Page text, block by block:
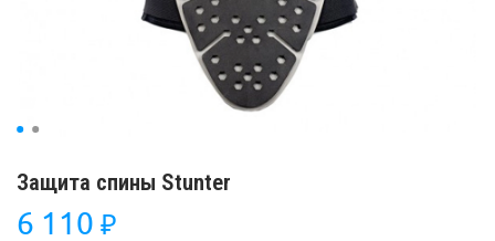
Защита спины Stunter
6 110 ₽